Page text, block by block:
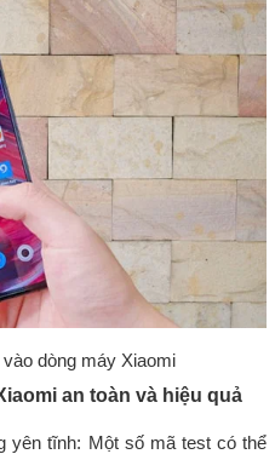
dòng máy Xiaomi
an toàn và hiệu quả
yên tĩnh: Một số mã test có thể